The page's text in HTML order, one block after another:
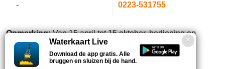
-
0223-531755
Opmerking:Van 15 april tot 15 oktober, bediening op
verzoek, aanvragen via tel. 0223-531755.
Waterkaart Live
Download de app gratis. Alle
bruggen en sluizen bij de hand.